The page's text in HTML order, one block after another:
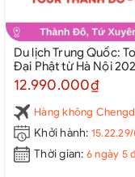
Du lịch Trung Quốc:
Đại Phật từ Hà Nội
12.990.000₫
Hàng không
Khởi hành:
Thời gian: 6 ngày 5